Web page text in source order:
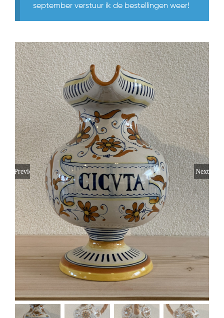
september verstuur ik de bestellingen weer!
Previous Next